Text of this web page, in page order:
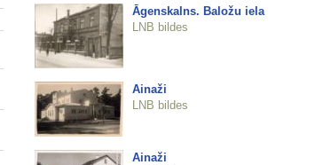
Āgenskalns. Baložu iela
LNB bildes
Ainaži
LNB bildes
Ainaži